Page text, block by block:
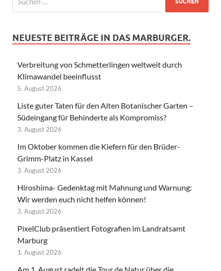
NEUESTE BEITRÄGE IN DAS MARBURGER.
Verbreitung von Schmetterlingen weltweit durch
Klimawandel beeinflusst
5. August 2026
Liste guter Taten für den Alten Botanischer Garten –
Südeingang für Behinderte als Kompromiss?
3. August 2026
Im Oktober kommen die Kiefern für den Brüder-
Grimm-Platz in Kassel
3. August 2026
Hiroshima- Gedenktag mit Mahnung und Warnung:
Wir werden euch nicht helfen können!
3. August 2026
PixelClub präsentiert Fotografien im Landratsamt
Marburg
1. August 2026